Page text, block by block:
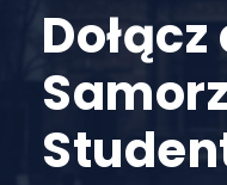
Dołącz